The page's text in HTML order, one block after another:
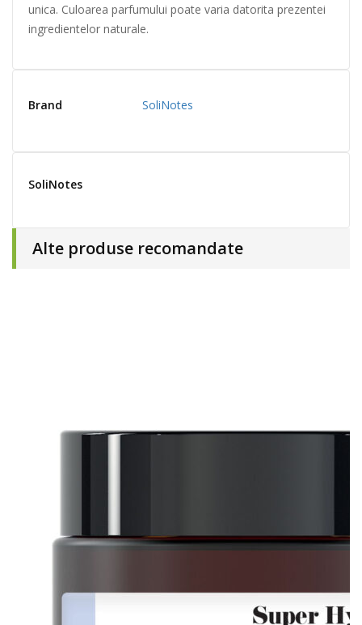
unica. Culoarea parfumului poate varia datorita prezentei
ingredientelor naturale.
Brand SoliNotes
SoliNotes
Alte produse recomandate